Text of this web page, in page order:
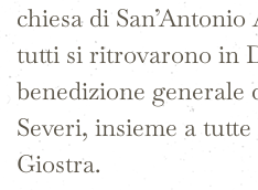
chiesa di
tutti si ritrovarono in
benedizione generale
Severi, insieme a
Giostra.